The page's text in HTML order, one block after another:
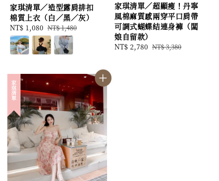
家琪清單／造型露肩排扣
棉質上衣（白／黑／灰）
Sale
price
NT$ 1,080 Regular
price
NT$ 1,480
家琪清單／超顯瘦！丹寧
風棉麻質感兩穿平口肩帶
可調式蝴蝶結連身褲（闆
娘自留款）
Sale
NT$ 2,780 Regular
NT$ 3,380
家琪清單